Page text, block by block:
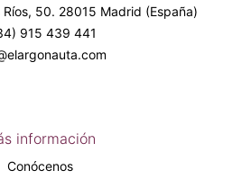
50. 28015 Madrid (España)
915 439 441
información
Conócenos